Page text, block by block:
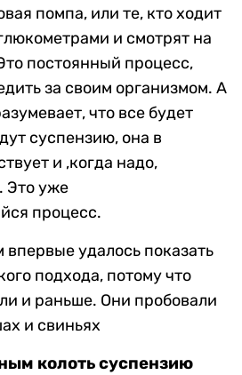
помпа, или те, кто ходит
и смотрят на
постоянный процесс,
за своим организмом. А
что все будет
суспензию, она в
и ,когда надо,
Это уже
процесс.
удалось показать
подхода, потому что
и раньше. Они пробовали
и свиньях
колоть суспензию